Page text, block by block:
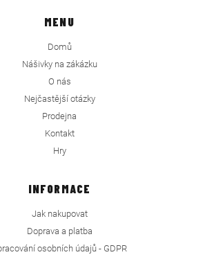
MENU
Domů
Nášivky na zákázku
O nás
Nejčastější otázky
Prodejna
Kontakt
Hry
INFORMACE
Jak nakupovat
Doprava a platba
osobních údajů - GDPR